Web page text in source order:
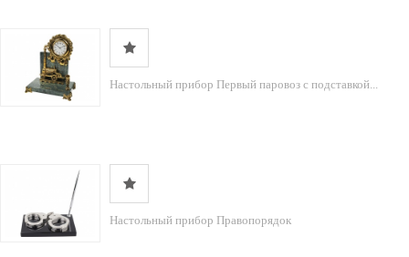
Настольный прибор Первый паровоз с подставкой...
Настольный прибор Правопорядок